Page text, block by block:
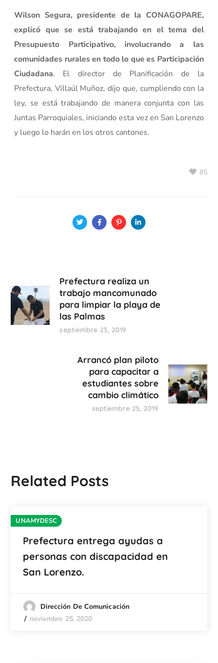
Wilson Segura, presidente de la CONAGOPARE,
explicó que se está trabajando en el tema del
Presupuesto Participativo, involucrando a las
comunidades rurales en todo lo que es Participación
Ciudadana. El director de Planificación de la
Prefectura, Villaúl Muñoz, dijo que, cumpliendo con la
ley, se está trabajando de manera conjunta con las
Juntas Parroquiales, iniciando esta vez en San Lorenzo
y luego lo harán en los otros cantones.
85
Prefectura realiza un
trabajo mancomunado
para limpiar la playa de
las Palmas
septiembre 23, 2019
Arrancó plan piloto
para capacitar a
estudiantes sobre
cambio climático
septiembre 25, 2019
Related Posts
UNAMYDESC
Prefectura entrega ayudas a
personas con discapacidad en
San Lorenzo.
Dirección De Comunicación
noviembre 25, 2020